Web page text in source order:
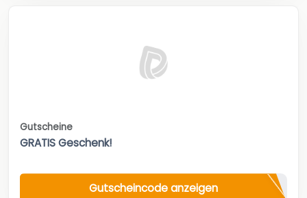
Gutscheine
GRATIS Geschenk!
Gutscheincode anzeigen